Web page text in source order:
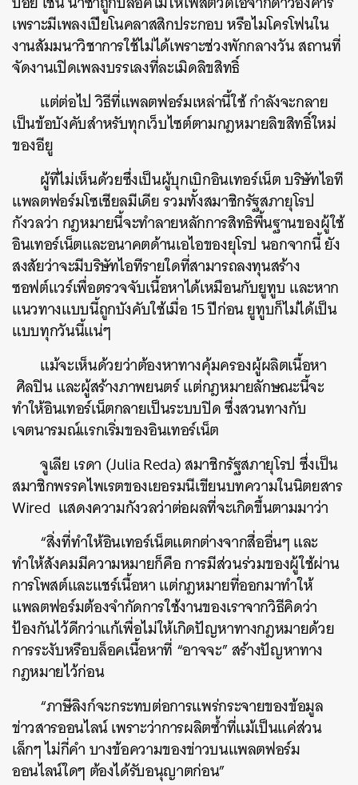
เพราะมีเพลงเปียโนคลาสสิกประกอบ หรือไมโครโฟนใน
งานสัมมนาวิชาการใช้ไม่ได้เพราะช่วงพักกลางวัน สถานที่
จัดงานเปิดเพลงบรรเลงที่ละเมิดลิขสิทธิ์
แต่ต่อไป วิธีที่แพลตฟอร์มเหล่านี้ใช้ กำลังจะกลาย
เป็นข้อบังคับสำหรับทุกเว็บไซต์ตามกฎหมายลิขสิทธิ์ใหม่
ของอียู
ผู้ที่ไม่เห็นด้วยซึ่งเป็นผู้บุกเบิกอินเทอร์เน็ต บริษัทไอที
แพลตฟอร์มโซเชียลมีเดีย รวมทั้งสมาชิกรัฐสภายุโรป
กังวลว่า กฎหมายนี้จะทำลายหลักการสิทธิพื้นฐานของผู้ใช้
อินเทอร์เน็ตและอนาคตด้านเอไอของยุโรป นอกจากนี้ ยัง
สงสัยว่าจะมีบริษัทไอทีรายใดที่สามารถลงทุนสร้าง
ซอฟต์แวร์เพื่อตรวจจับเนื้อหาได้เหมือนกับยูทูบ และหาก
แนวทางแบบนี้ถูกบังคับใช้เมื่อ 15 ปีก่อน ยูทูบก็ไม่ได้เป็น
แบบทุกวันนี้แน่ๆ
แม้จะเห็นด้วยว่าต้องหาทางคุ้มครองผู้ผลิตเนื้อหา
ศิลปิน และผู้สร้างภาพยนตร์ แต่กฎหมายลักษณะนี้จะ
ทำให้อินเทอร์เน็ตกลายเป็นระบบปิด ซึ่งสวนทางกับ
เจตนารมณ์แรกเริ่มของอินเทอร์เน็ต
จูเลีย เรดา (Julia Reda) สมาชิกรัฐสภายุโรป ซึ่งเป็น
สมาชิกพรรคไพเรตของเยอรมนีเขียนบทความในนิตยสาร
Wired แสดงความกังวลว่าต่อผลที่จะเกิดขึ้นตามมาว่า
“สิ่งที่ทำให้อินเทอร์เน็ตแตกต่างจากสื่ออื่นๆ และ
ทำให้สังคมมีความหมายก็คือ การมีส่วนร่วมของผู้ใช้ผ่าน
การโพสต์และแชร์เนื้อหา แต่กฎหมายที่ออกมาทำให้
แพลตฟอร์มต้องจำกัดการใช้งานของเราจากวิธีคิดว่า
ป้องกันไว้ดีกว่าแก้เพื่อไม่ให้เกิดปัญหาทางกฎหมายด้วย
การระงับหรือบล็อคเนื้อหาที่ “อาจจะ” สร้างปัญหาทาง
กฎหมายไว้ก่อน
“ภาษีลิงก์จะกระทบต่อการแพร่กระจายของข้อมูล
ข่าวสารออนไลน์ เพราะว่าการผลิตซ้ำที่แม้เป็นแค่ส่วน
เล็กๆ ไม่กี่คำ บางข้อความของข่าวบนแพลตฟอร์ม
ออนไลน์ใดๆ ต้องได้รับอนุญาตก่อน”
SHARE TWEET LINE